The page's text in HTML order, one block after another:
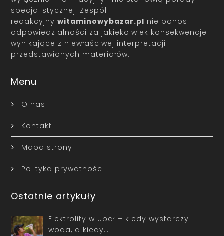
specjalistycznej. Zespół
redakcyjnywitaminowybazar.pl nie ponosi
odpowiedzialności za jakiekolwiek konsekwencje
wynikające z niewłaściwej interpretacji
przedstawionych materiałów.
Menu
O nas
Kontakt
Mapa strony
Polityka prywatności
Ostatnie artykuły
Elektrolity w upał – kiedy wystarczy
woda, a kiedy…